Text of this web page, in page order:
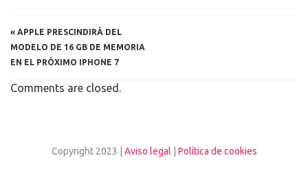
« APPLE PRESCINDIRÁ DEL
MODELO DE 16 GB DE MEMORIA
EN EL PRÓXIMO IPHONE 7
Comments are closed.
Copyright 2023 | Aviso legal Política de cookies